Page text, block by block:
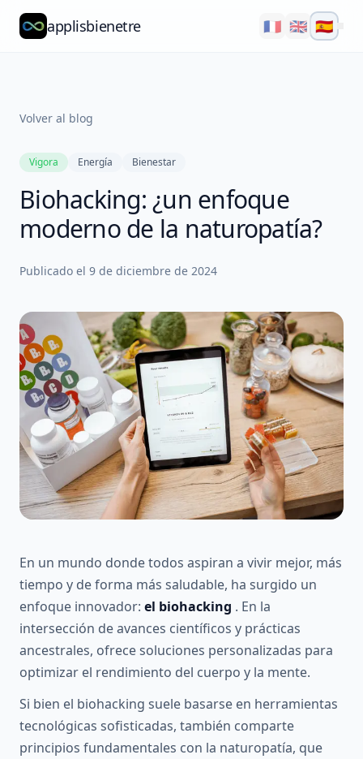
applisbienetre 🇫🇷 🇬🇧 🇪🇸
QuizzFlow
Blog
Volver al blog
Vigora Energía Bienestar
Biohacking: ¿un enfoque
moderno de la naturopatía?
Publicado el 9 de diciembre de 2024
En un mundo donde todos aspiran a vivir mejor, más
tiempo y de forma más saludable, ha surgido un
enfoque innovador: el biohacking . En la
intersección de avances científicos y prácticas
ancestrales, ofrece soluciones personalizadas para
optimizar el rendimiento del cuerpo y la mente.
Si bien el biohacking suele basarse en herramientas
tecnológicas sofisticadas, también comparte
principios fundamentales con la naturopatía, que